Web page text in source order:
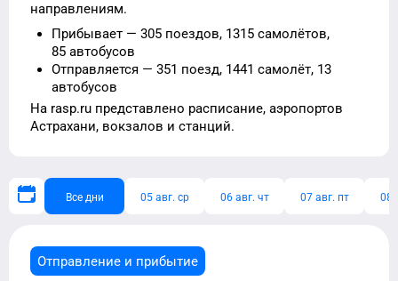
направлениям.
Прибывает — 305 поездов, 1315 самолётов,
85 автобусов
Отправляется — 351 поезд, 1441 самолёт, 13
автобусов
На rasp.ru представлено расписание, аэропортов
Астрахани, вокзалов и станций.
Все дни 05 авг. ср 06 авг. чт 07 авг. пт 08
Отправление и прибытие